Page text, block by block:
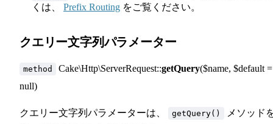
くは、 Prefix Routing をご覧ください。
クエリー文字列パラメーター
method Cake\Http\ServerRequest::getQuery($name, $default =
null)
クエリー文字列パラメーターは、 getQuery()
メソッド